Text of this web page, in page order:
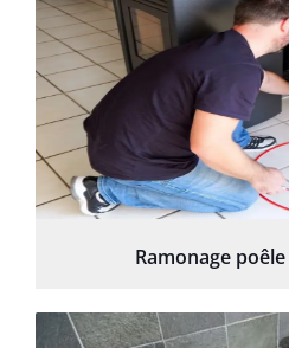
Ramonage